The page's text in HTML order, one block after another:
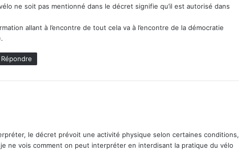
ne soit pas men­tion­né dans le décret sig­ni­fie qu’il est autorisé dans
allant à l’encontre de tout cela va à l’encontre de la démoc­ra­tie
Répondre
le décret prévoit une activ­ité physique selon cer­taines con­di­tions,
ne vois com­ment on peut inter­préter en inter­dis­ant la pra­tique du vélo